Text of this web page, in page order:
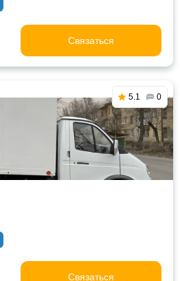
Связаться
5.1 0
Связаться